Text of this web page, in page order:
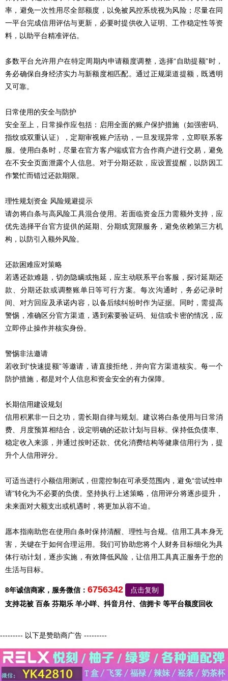
率，避免一次性用尽全部额度，以免被风控系统视为风险；尽量在同
一平台完成信用评估与更新，必要时提供收入证明、工作稳定性等资
料，以助平台精准评估。
多数平台允许用户在特定周期内申请额度调整，选择“自助提额”时，
务必确保自身经济实力与新额度相匹配。通过正规渠道提额，既透明
又可靠。
日常使用的安全与防护
安全至上，日常操作应包括：启用全面的账户保护措施（如强密码、
指纹或双重认证），定期审视账户活动，一旦发现异常，立即联系客
服。使用白条时，尽量在官方客户端或官方合作商户进行交易，避免
在不安全页面泄露个人信息。对于分期还款，应设置提醒，以防因工
作繁忙而错过还款期限。
理性规划资金 风险规避提示
请勿将白条与高风险工具混合使用。若面临资金压力需额外支持，应
优先选择平台官方提供的延期、分期或宽限服务，避免依赖第三方机
构，以防引入额外风险。
还款困难应对策略
若遇还款难题，切勿隐瞒或拖延，应主动联系平台客服，探讨延期还
款、分期还款或调整账单日等可行方案。每次沟通时，务必记录时
间、对方回应及承诺内容，以备后续纠纷时作为证据。同时，需提高
警惕，准确区分官方渠道，遇到索要验证码、短信或卡密的情况，应
立即停止操作并核实身份。
警惕非法邀请
若收到“快速提额”等邀请，请直接拒绝，并向官方渠道核实。每一个
防护措施，都是对个人信息和资金安全的有力保障。
长期信用建设规划
信用积累非一日之功，需长期自律与规划。建议将白条使用与日常消
费、月度预算相结合，设定明确的还款计划与目标。保持低负债率、
稳定收入来源，并通过按时还款、优化消费结构等健康信用行为，提
升个人信用评分。
可适当进行小额信用测试，但需控制在可承受范围内，避免“尝试性申
请”转化为不必要的负债。坚持执行上述策略，信用评分将逐步提升，
未来面对大额支出或机遇时，将更加从容不迫。
愿本指南助您在使用白条时保持清醒、理性与合规。信用工具本身无
害，关键在于如何合理运用。我们可协助您将个人财务目标细化为具
体行动计划，逐步实施，有效降低风险，让信用工具真正服务于您的
生活与目标。
8年诚信商家，服务微信： 6756342
点击复制
支持花被 百条 芬期乐 羊小咩、抖音月付、信拥卡 等平台额度回收
--------- 以下是赞助商广告 ---------